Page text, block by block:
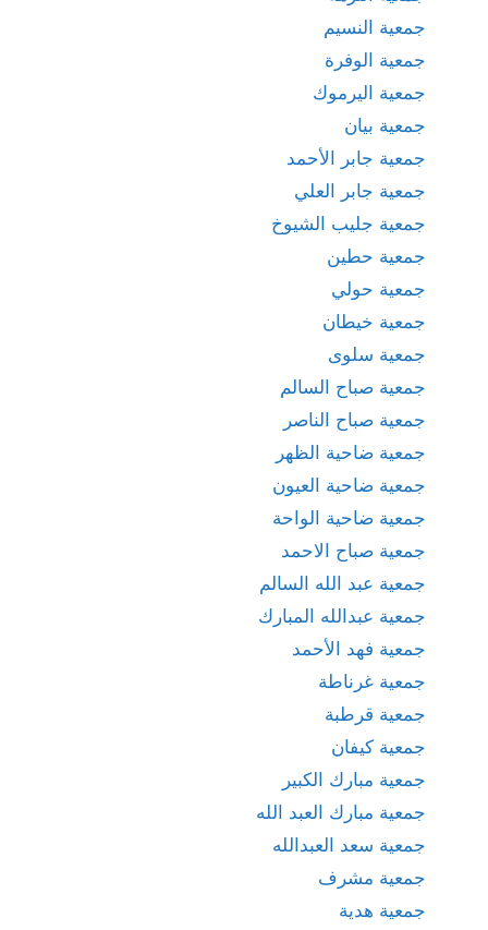
جمعية النسيم
جمعية الوفرة
جمعية اليرموك
جمعية بيان
جمعية جابر الأحمد
جمعية جابر العلي
جمعية جليب الشيوخ
جمعية حطين
جمعية حولي
جمعية خيطان
جمعية سلوى
جمعية صباح السالم
جمعية صباح الناصر
جمعية ضاحية الظهر
جمعية ضاحية العيون
جمعية ضاحية الواحة
جمعية صباح الاحمد
جمعية عبد الله السالم
جمعية عبدالله المبارك
جمعية فهد الأحمد
جمعية غرناطة
جمعية قرطبة
جمعية كيفان
جمعية مبارك الكبير
جمعية مبارك العبد الله
جمعية سعد العبدالله
جمعية مشرف
جمعية هدية